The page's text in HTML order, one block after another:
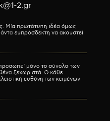
2.gr
Μία πρωτότυπη ιδέα όμως
ευπρόσδεκτη να ακουστεί
μόνο το σύνολο των
ξεχωριστά. Ο κάθε
ευθύνη των κειμένων